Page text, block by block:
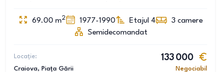
69.00 m2 1977-1990 Etajul 4 3 camere
Semidecomandat
Locație:
Craiova, Piața Gării
133 000
Negociabil